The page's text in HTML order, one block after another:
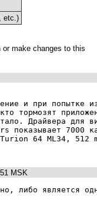
etc.)
и при попытке
тормозят
Драйвера для
показывает 7000
64 ML34, 512
MSK
либо является